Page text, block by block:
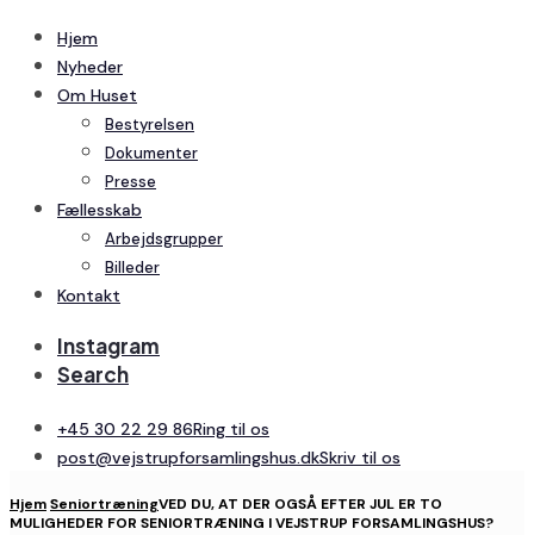
Hjem
Nyheder
Om Huset
Bestyrelsen
Dokumenter
Presse
Fællesskab
Arbejdsgrupper
Billeder
Kontakt
Instagram
Search
+45 30 22 29 86Ring til os
post@vejstrupforsamlingshus.dkSkriv til os
HjemSeniortræningVED DU, AT DER OGSÅ EFTER JUL ER TO
MULIGHEDER FOR SENIORTRÆNING I VEJSTRUP FORSAMLINGSHUS?